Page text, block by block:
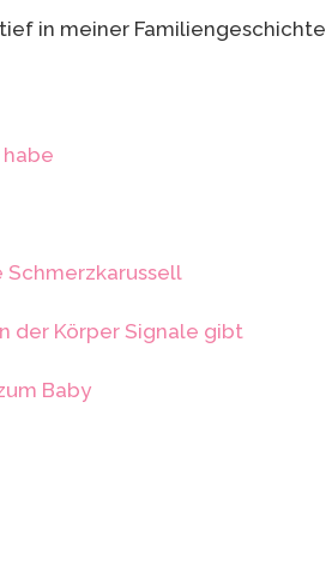
in meiner Familiengeschichte
Schmerzkarussell
der Körper Signale gibt
Baby